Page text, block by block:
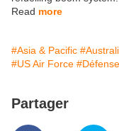
Read more
#Asia & Pacific
#US Air Force #Défense
Partager